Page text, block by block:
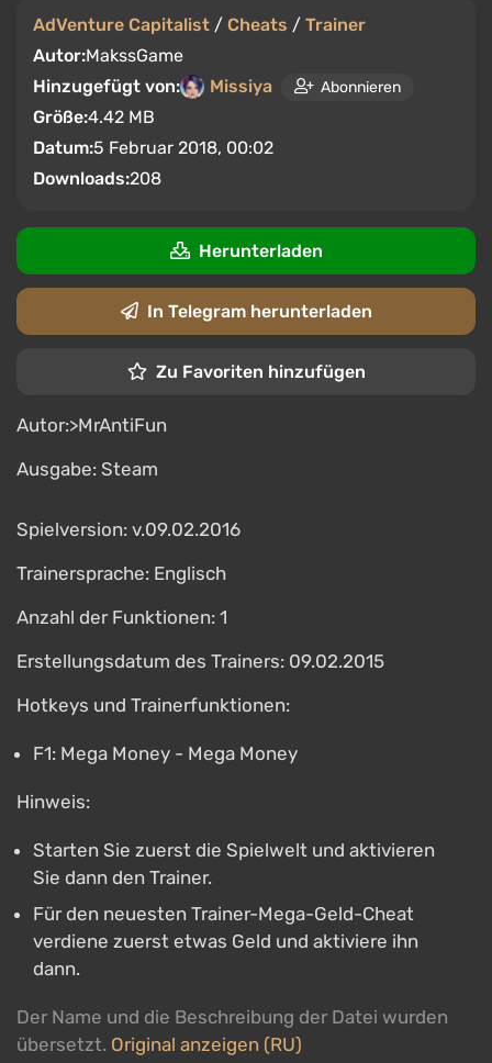
AdVenture Capitalist / Cheats / Trainer
Autor:MakssGame
Hinzugefügt von:
Missiya Abonnieren
Größe:4.42 MB
Datum:5 Februar 2018, 00:02
Downloads:208
Herunterladen
In Telegram herunterladen
Zu Favoriten hinzufügen
Autor:>MrAntiFun
Ausgabe: Steam
Spielversion: v.09.02.2016
Trainersprache: Englisch
Anzahl der Funktionen: 1
Erstellungsdatum des Trainers: 09.02.2015
Hotkeys und Trainerfunktionen:
F1: Mega Money - Mega Money
Hinweis:
Starten Sie zuerst die Spielwelt und aktivieren
Sie dann den Trainer.
Für den neuesten Trainer-Mega-Geld-Cheat
verdiene zuerst etwas Geld und aktiviere ihn
dann.
Der Name und die Beschreibung der Datei wurden
übersetzt. Original anzeigen (RU)